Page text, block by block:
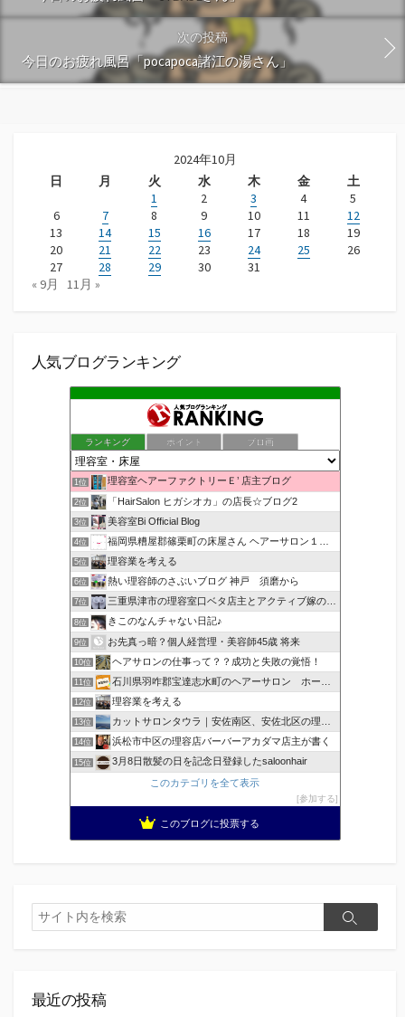
次の投稿
今日のお疲れ風呂「pocapoca諸江の湯さん」
2024年10月
日
月 火 水 木 金
土
1
2 3 4
5
6
7 8 9 10 11
12
13
14 15 16 17 18
19
20
21 22 23 24 25
26
27
28 29 30
31
« 9月
11月 »
人気ブログランキング
ランキング ポイント ブロ画
1位 理容室ヘアーファクトリーＥ’ 店主ブログ
2位 「HairSalon ヒガシオカ」の店長☆ブログ2
3位 美容室Bi Official Blog
4位 福岡県糟屋郡篠栗町の床屋さん ヘアーサロン１２３公式ブログ
5位 理容業を考える
6位 熱い理容師のさぶいブログ 神戸 須磨から
7位 三重県津市の理容室口ベタ店主とアクティブ嫁のblog
8位 きこのなんチャない日記♪
9位 お先真っ暗？個人経営理・美容師45歳 将来
10位 ヘアサロンの仕事って？？成功と失敗の覚悟！
11位 石川県羽咋郡宝達志水町のヘアーサロン ホープヘアーズ
12位 理容業を考える
13位 カットサロンタウラ｜安佐南区、安佐北区の理美容院
14位 浜松市中区の理容店バーバーアカダマ店主が書く
15位
3月8日散髪の日を記念日登録したsaloonhair
このカテゴリを全て表示
参加する
このブログに投票する
検
索
検
最近の投稿